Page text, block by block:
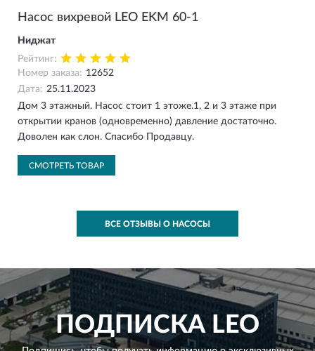
Насос вихревой LEO EKM 60-1
Ниджат
Рейтинг:
Номер заказа: 12652
Дата: 25.11.2023
Дом 3 этажный. Насос стоит 1 этоже.1, 2 и 3 этаже при
открытии кранов (одновременно) давление достаточно.
Доволен как слон. Спасибо Продавцу.
СМОТРЕТЬ ТОВАР
ВСЕ ОТЗЫВЫ О НАСОСЫ
ПОДПИСКАLEO